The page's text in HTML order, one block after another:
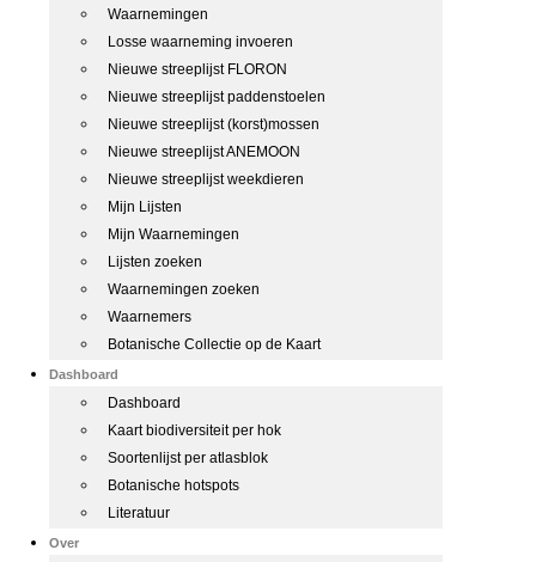
Waarnemingen
Losse waarneming invoeren
Nieuwe streeplijst FLORON
Nieuwe streeplijst paddenstoelen
Nieuwe streeplijst (korst)mossen
Nieuwe streeplijst ANEMOON
Nieuwe streeplijst weekdieren
Mijn Lijsten
Mijn Waarnemingen
Lijsten zoeken
Waarnemingen zoeken
Waarnemers
Botanische Collectie op de Kaart
Dashboard
Dashboard
Kaart biodiversiteit per hok
Soortenlijst per atlasblok
Botanische hotspots
Literatuur
Over